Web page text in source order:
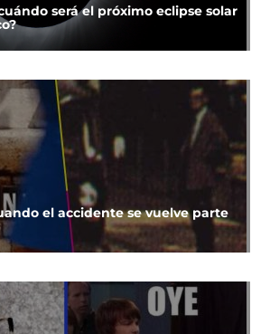
será el próximo eclipse solar
el accidente se vuelve parte